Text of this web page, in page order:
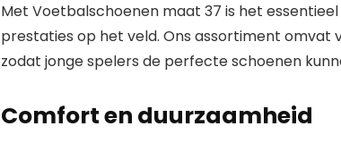
Met Voetbalschoenen maat 37 is het
prestaties op het veld. Ons assortiment omvat
zodat jonge spelers de perfecte schoenen
Comfort en duurzaamheid